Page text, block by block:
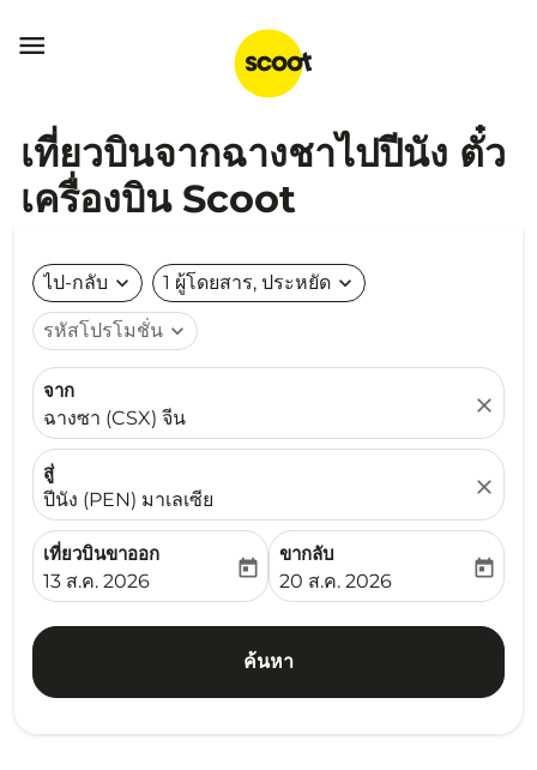

เที่ยวบินจากฉางชาไปปีนัง ตั๋ว
เครื่องบิน Scoot
ไป-กลับ expand_more 1 ผู้โดยสาร, ประหยัด expand_more
รหัสโปรโมชั่น expand_more
จาก
ฉางซา (CSX) จีน
close
สู่
ปีนัง (PEN) มาเลเซีย
close
เที่ยวบินขาออก
fc-booking-departure-date-aria-label
13 ส.ค. 2026
today
ขากลับ
fc-booking-return-date-
20 ส.ค. 2026
today
ค้นหา